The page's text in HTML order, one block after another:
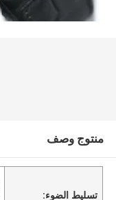
منتوج وصف
تسليط الضوء: